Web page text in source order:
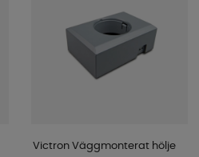
Victron Väggmonterat hölje